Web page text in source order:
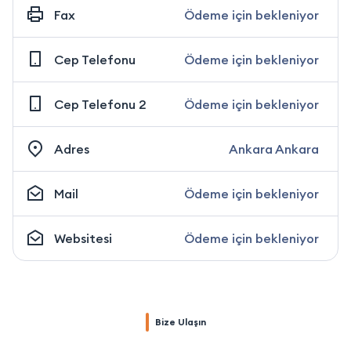
Fax Ödeme için bekleniyor
Cep Telefonu Ödeme için bekleniyor
Cep Telefonu 2 Ödeme için bekleniyor
Adres Ankara Ankara
Mail Ödeme için bekleniyor
Websitesi Ödeme için bekleniyor
Bize Ulaşın